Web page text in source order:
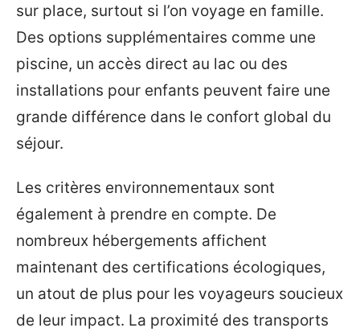
sur place, surtout si l’on voyage en famille.
Des options supplémentaires comme une
piscine, un accès direct au lac ou des
installations pour enfants peuvent faire une
grande différence dans le confort global du
séjour.
Les critères environnementaux sont
également à prendre en compte. De
nombreux hébergements affichent
maintenant des certifications écologiques,
un atout de plus pour les voyageurs soucieux
de leur impact. La proximité des transports